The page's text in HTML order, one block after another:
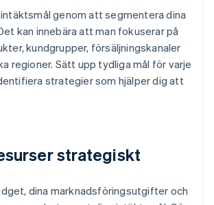
genom att segmentera dina
kan innebära att man fokuserar på
kundgrupper, försäljningskanaler
regioner. Sätt upp tydliga mål för varje
strategier som hjälper dig att
strategiskt
dina marknadsföringsutgifter och